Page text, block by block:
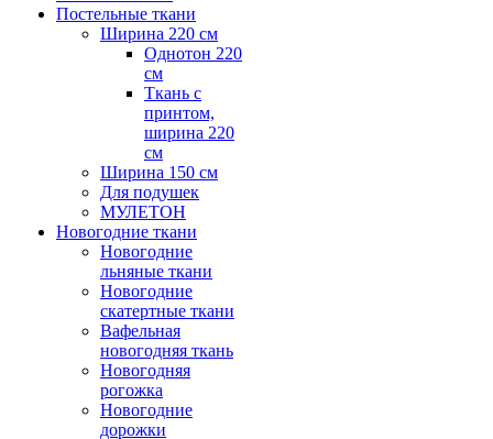
Постельные ткани
Ширина 220 см
Однотон 220
см
Ткань с
принтом,
ширина 220
см
Ширина 150 см
Для подушек
МУЛЕТОН
Новогодние ткани
Новогодние
льняные ткани
Новогодние
скатертные ткани
Вафельная
новогодняя ткань
Новогодняя
рогожка
Новогодние
дорожки